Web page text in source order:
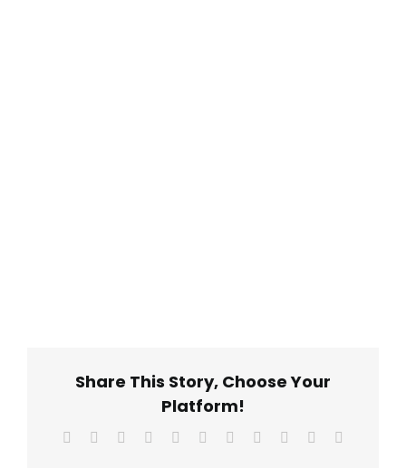
Share This Story, Choose Your
Platform!
Facebook Reddit LinkedInWhatsAppTelegram
TumblrPinterest Xing